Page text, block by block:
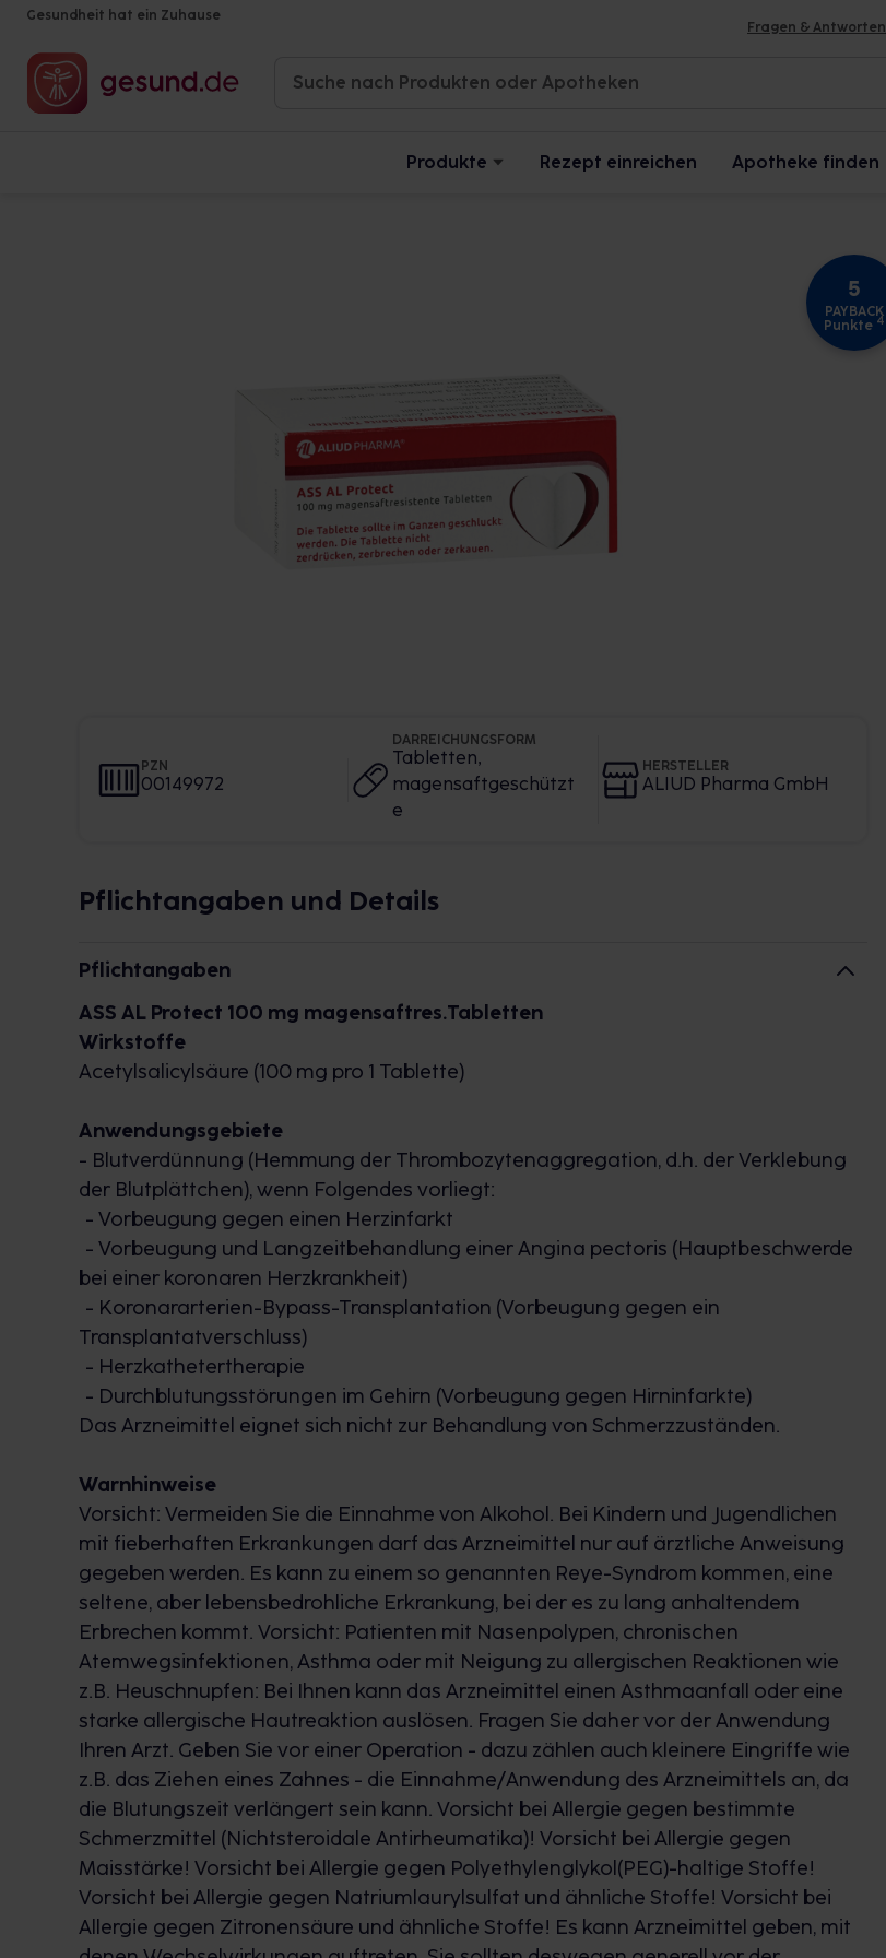
Gesundheit hat ein Zuhause
Fragen & Antworten
Produkte Rezept einreichen Apotheke finden
5
PAYBACK
Punkte 4
PZN
00149972
DARREICHUNGSFORM
Tabletten,
magensaftgeschützt
e
HERSTELLER
ALIUD Pharma GmbH
Pflichtangaben und Details
Pflichtangaben
ASS AL Protect 100 mg magensaftres.Tabletten
Wirkstoffe
Acetylsalicylsäure (100 mg pro 1 Tablette)
Anwendungsgebiete
- Blutverdünnung (Hemmung der Thrombozytenaggregation, d.h. der Verklebung
der Blutplättchen), wenn Folgendes vorliegt:
- Vorbeugung gegen einen Herzinfarkt
- Vorbeugung und Langzeitbehandlung einer Angina pectoris (Hauptbeschwerde
bei einer koronaren Herzkrankheit)
- Koronararterien-Bypass-Transplantation (Vorbeugung gegen ein
Transplantatverschluss)
- Herzkathetertherapie
- Durchblutungsstörungen im Gehirn (Vorbeugung gegen Hirninfarkte)
Das Arzneimittel eignet sich nicht zur Behandlung von Schmerzzuständen.
Warnhinweise
Vorsicht: Vermeiden Sie die Einnahme von Alkohol. Bei Kindern und Jugendlichen
mit fieberhaften Erkrankungen darf das Arzneimittel nur auf ärztliche Anweisung
gegeben werden. Es kann zu einem so genannten Reye-Syndrom kommen, eine
seltene, aber lebensbedrohliche Erkrankung, bei der es zu lang anhaltendem
Erbrechen kommt. Vorsicht: Patienten mit Nasenpolypen, chronischen
Atemwegsinfektionen, Asthma oder mit Neigung zu allergischen Reaktionen wie
z.B. Heuschnupfen: Bei Ihnen kann das Arzneimittel einen Asthmaanfall oder eine
starke allergische Hautreaktion auslösen. Fragen Sie daher vor der Anwendung
Ihren Arzt. Geben Sie vor einer Operation - dazu zählen auch kleinere Eingriffe wie
z.B. das Ziehen eines Zahnes - die Einnahme/Anwendung des Arzneimittels an, da
die Blutungszeit verlängert sein kann. Vorsicht bei Allergie gegen bestimmte
Schmerzmittel (Nichtsteroidale Antirheumatika)! Vorsicht bei Allergie gegen
Maisstärke! Vorsicht bei Allergie gegen Polyethylenglykol(PEG)-haltige Stoffe!
Vorsicht bei Allergie gegen Natriumlaurylsulfat und ähnliche Stoffe! Vorsicht bei
Allergie gegen Zitronensäure und ähnliche Stoffe! Es kann Arzneimittel geben, mit